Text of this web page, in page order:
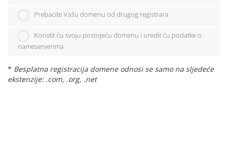
Prebacite Vašu domenu od drugog registrara
Koristit ću svoju postojeću domenu i uredit ću podatke o
nameserverima
* Besplatna registracija domene odnosi se samo na sljedeće
ekstenzije: .com, .org, .net